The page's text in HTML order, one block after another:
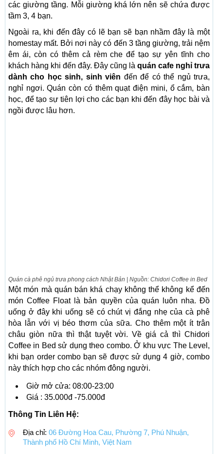
các giường tầng. Mỗi giường khá lớn nên sẽ chứa được
tầm 3, 4 bạn.
Ngoài ra, khi đến đây có lẽ bạn sẽ bạn nhầm đây là một
homestay mất. Bởi nơi này có đến 3 tầng giường, trải nệm
êm ái, còn có thêm cả rèm che để tạo sự yên tĩnh cho
khách hàng khi đến đây. Đây cũng là quán cafe nghỉ trưa
dành cho học sinh, sinh viên đến để có thể ngủ trưa,
nghỉ ngơi. Quán còn có thêm quạt điện mini, ổ cắm, bàn
học, để tạo sự tiên lợi cho các bạn khi đến đây học bài và
ngồi được lâu hơn.
Quán cà phê ngủ trưa phong cách Nhật Bản | Nguồn: Chidori Coffee in Bed
Một món mà quán bán khá chạy không thể không kể đến
món Coffee Float là bản quyền của quán luôn nha. Đồ
uống ở đây khi uống sẽ có chút vị đắng nhẹ của cà phê
hòa lẫn với vị béo thơm của sữa. Cho thêm một ít trân
châu giòn nữa thì thật tuyệt vời. Về giá cả thì Chidori
Coffee in Bed sử dụng theo combo. Ở khu vực The Level,
khi bạn order combo bạn sẽ được sử dụng 4 giờ, combo
này thích hợp cho các nhóm đông người.
Giờ mở cửa: 08:00-23:00
Giá : 35.000đ -75.000đ
Thông Tin Liên Hệ:
Địa chỉ: 06 Đường Hoa Cau, Phường 7, Phú Nhuận,
Thành phố Hồ Chí Minh, Việt Nam